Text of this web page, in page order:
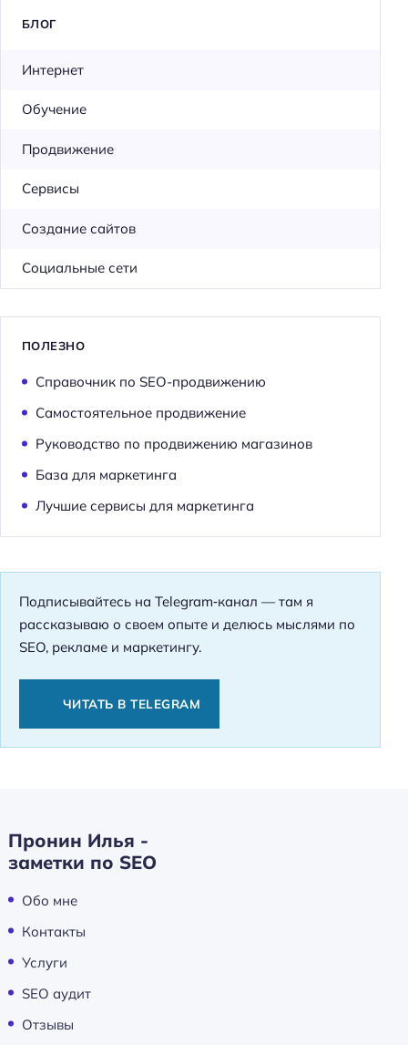
БЛОГ
Интернет
Обучение
Продвижение
Сервисы
Создание сайтов
Социальные сети
ПОЛЕЗНО
Справочник по SEO-продвижению
Самостоятельное продвижение
Руководство по продвижению магазинов
База для маркетинга
Лучшие сервисы для маркетинга
Подписывайтесь на Telegram‑канал — там я
рассказываю о своем опыте и делюсь мыслями по
SEO, рекламе и маркетингу.
ЧИТАТЬ В TELEGRAM
Пронин Илья -
заметки по SEO
Обо мне
Контакты
Услуги
SEO аудит
Отзывы